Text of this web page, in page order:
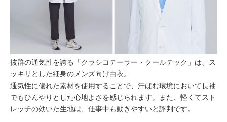
抜群の通気性を誇る「クラシコテーラー・クールテック」は、ス
ッキリとした細身のメンズ向け白衣。
通気性に優れた素材を使用することで、汗ばむ環境において長袖
でもひんやりとした心地よさを感じられます。また、軽くてスト
レッチの効いた生地は、仕事中も動きやすいと評判です。